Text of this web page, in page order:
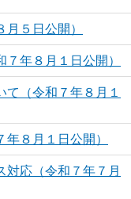
５日公開）
年８月１日公開）
（令和７年８月１
８月１日公開）
対応（令和７年７月